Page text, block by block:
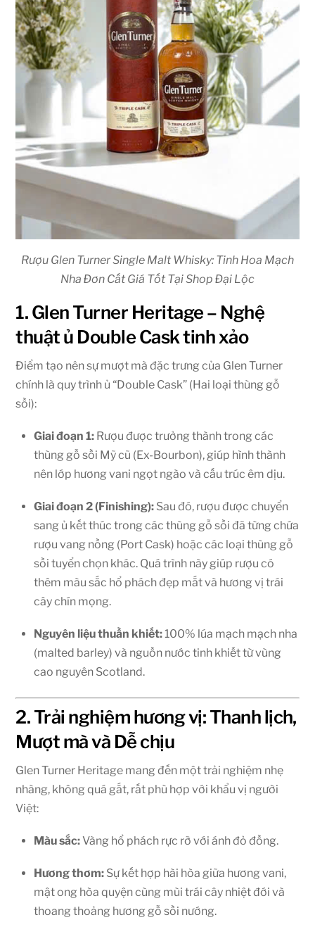
Rượu Glen Turner Single Malt Whisky: Tinh Hoa Mạch
Nha Đơn Cất Giá Tốt Tại Shop Đại Lộc
1. Glen Turner Heritage – Nghệ
thuật ủ Double Cask tinh xảo
Điểm tạo nên sự mượt mà đặc trưng của Glen Turner
chính là quy trình ủ “Double Cask” (Hai loại thùng gỗ
sồi):
Giai đoạn 1: Rượu được trưởng thành trong các
thùng gỗ sồi Mỹ cũ (Ex-Bourbon), giúp hình thành
nên lớp hương vani ngọt ngào và cấu trúc êm dịu.
Giai đoạn 2 (Finishing): Sau đó, rượu được chuyển
sang ủ kết thúc trong các thùng gỗ sồi đã từng chứa
rượu vang nồng (Port Cask) hoặc các loại thùng gỗ
sồi tuyển chọn khác. Quá trình này giúp rượu có
thêm màu sắc hổ phách đẹp mắt và hương vị trái
cây chín mọng.
Nguyên liệu thuần khiết:100% lúa mạch mạch nha
(malted barley) và nguồn nước tinh khiết từ vùng
cao nguyên Scotland.
2. Trải nghiệm hương vị: Thanh lịch,
Mượt mà và Dễ chịu
Glen Turner Heritage mang đến một trải nghiệm nhẹ
nhàng, không quá gắt, rất phù hợp với khẩu vị người
Việt:
Màu sắc:Vàng hổ phách rực rỡ với ánh đỏ đồng.
Hương thơm: Sự kết hợp hài hòa giữa hương vani,
mật ong hòa quyện cùng mùi trái cây nhiệt đới và
thoang thoảng hương gỗ sồi nướng.